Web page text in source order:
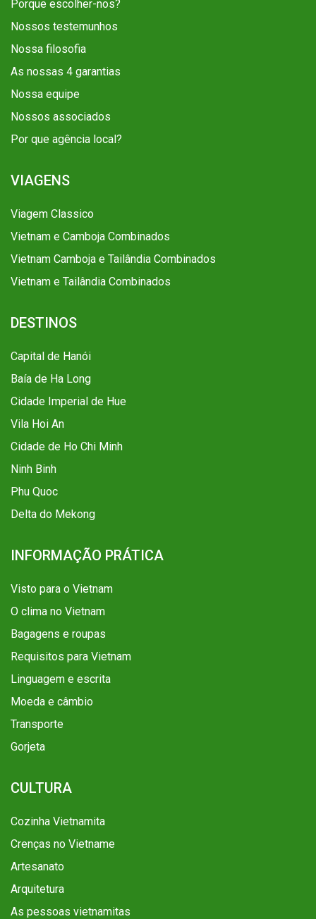
Porque escolher-nos?
Nossos testemunhos
Nossa filosofia
As nossas 4 garantias
Nossa equipe
Nossos associados
Por que agência local?
VIAGENS
Viagem Classico
Vietnam e Camboja Combinados
Vietnam Camboja e Tailândia Combinados
Vietnam e Tailândia Combinados
DESTINOS
Capital de Hanói
Baía de Ha Long
Cidade Imperial de Hue
Vila Hoi An
Cidade de Ho Chi Minh
Ninh Binh
Phu Quoc
Delta do Mekong
INFORMAÇÃO PRÁTICA
Visto para o Vietnam
O clima no Vietnam
Bagagens e roupas
Requisitos para Vietnam
Linguagem e escrita
Moeda e câmbio
Transporte
Gorjeta
CULTURA
Cozinha Vietnamita
Crenças no Vietname
Artesanato
Arquitetura
As pessoas vietnamitas